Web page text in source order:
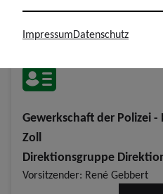
Foto: GdP-Bezirk Bundespolizei | Zoll
Gewerkschaft der Polizei
Zoll
Direktionsgruppe
Vorsitzender: René Gebbert
ImpressumDatenschutz